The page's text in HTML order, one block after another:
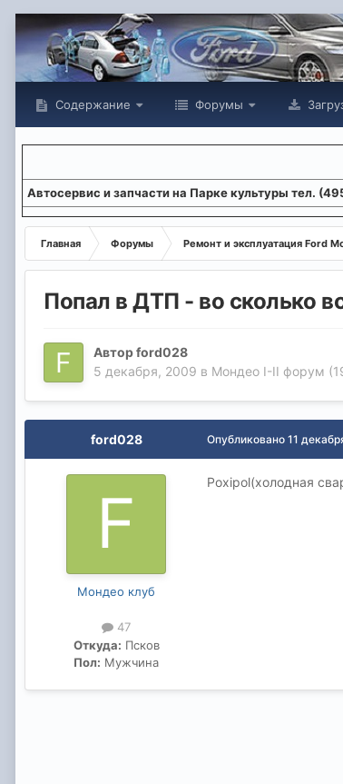
Содержание Форумы
Aвтосервис и запчасти на Парке культуры тел.
Главная Форумы Ремонт и эксплуатация Ford
Попал в ДТП - во сколько
Авторford028
5 декабря, 2009 в Мондео I-II форум
ford028
Мондео клуб
47
Откуда: Псков
Пол: Мужчина
Опубликовано 11
Poxiрol(холодная